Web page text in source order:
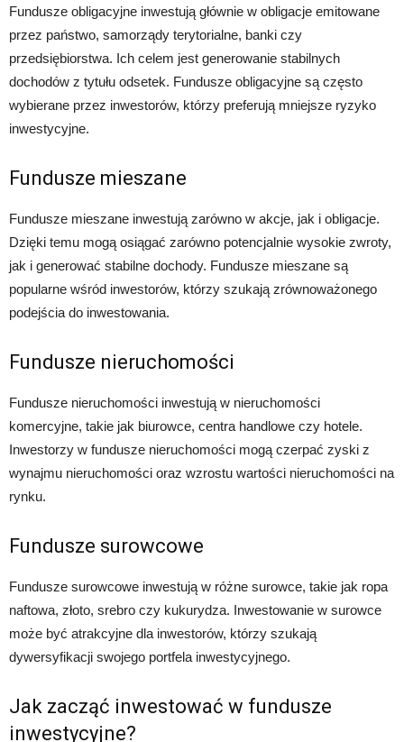
Fundusze obligacyjne inwestują głównie w obligacje emitowane
przez państwo, samorządy terytorialne, banki czy
przedsiębiorstwa. Ich celem jest generowanie stabilnych
dochodów z tytułu odsetek. Fundusze obligacyjne są często
wybierane przez inwestorów, którzy preferują mniejsze ryzyko
inwestycyjne.
Fundusze mieszane
Fundusze mieszane inwestują zarówno w akcje, jak i obligacje.
Dzięki temu mogą osiągać zarówno potencjalnie wysokie zwroty,
jak i generować stabilne dochody. Fundusze mieszane są
popularne wśród inwestorów, którzy szukają zrównoważonego
podejścia do inwestowania.
Fundusze nieruchomości
Fundusze nieruchomości inwestują w nieruchomości
komercyjne, takie jak biurowce, centra handlowe czy hotele.
Inwestorzy w fundusze nieruchomości mogą czerpać zyski z
wynajmu nieruchomości oraz wzrostu wartości nieruchomości na
rynku.
Fundusze surowcowe
Fundusze surowcowe inwestują w różne surowce, takie jak ropa
naftowa, złoto, srebro czy kukurydza. Inwestowanie w surowce
może być atrakcyjne dla inwestorów, którzy szukają
dywersyfikacji swojego portfela inwestycyjnego.
Jak zacząć inwestować w fundusze
inwestycyjne?